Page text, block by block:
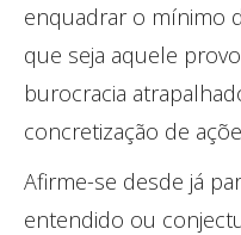
enquadrar o mínimo
que seja aquele
burocracia
concretização de
Afirme-se desde já
entendido ou